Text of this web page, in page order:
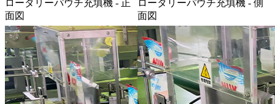
ロータリーパウチ充填機 - 正
面図
ロータリーパウチ充填機 - 側
面図